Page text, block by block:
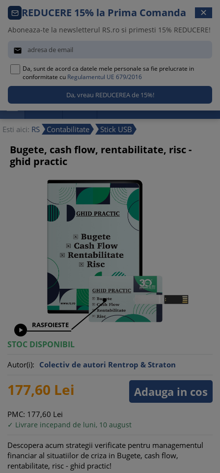
Comanda telefonica · 021 209 45 12

 Promotii Noutati Reduceri
Esti aici: RS Contabilitate Stick USB
REDUCERE 15% la Prima Comanda ✕
Aboneaza-te la newsletterul RS.ro si primesti 15% REDUCERE!

Da, sunt de acord ca datele mele personale sa fie prelucrate in
conformitate cu Regulamentul UE 679/2016
Bugete, cash flow, rentabilitate, risc -
ghid practic

RASFOIESTE
STOC DISPONIBIL
Autor(i): Colectiv de autori Rentrop & Straton
Adauga in cos
177,60 Lei
PMC: 177,60 Lei
✓ Livrare incepand de luni, 10 august
Descopera acum strategii verificate pentru managementul
financiar al situatiilor de criza in Bugete, cash flow,
rentabilitate, risc - ghid practic!